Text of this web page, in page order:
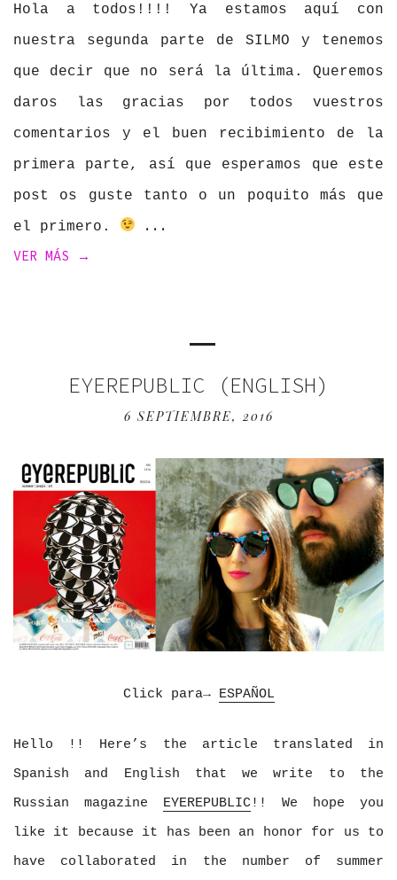
Hola a todos!!!! Ya estamos aquí con
nuestra segunda parte de SILMO y tenemos
que decir que no será la última. Queremos
daros las gracias por todos vuestros
comentarios y el buen recibimiento de la
primera parte, así que esperamos que este
post os guste tanto o un poquito más que
el primero.
VER MÁS →
EYEREPUBLIC (ENGLISH)
6 SEPTIEMBRE, 2016
Click para→ ESPAÑOL
Hello !! Here’s the article translated in
Spanish and English that we write to the
Russian magazine EYEREPUBLIC!! We hope you
like it because it has been an honor for us to
have collaborated in the number of summer